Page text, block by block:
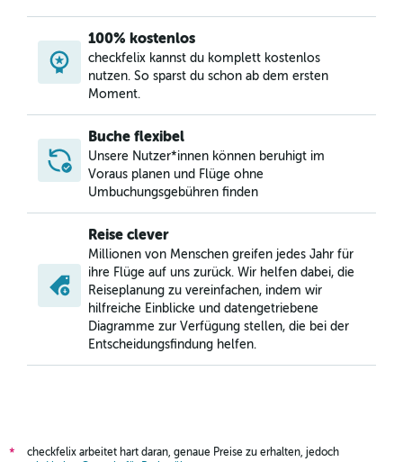
100% kostenlos
checkfelix kannst du komplett kostenlos
nutzen. So sparst du schon ab dem ersten
Moment.
Buche flexibel
Unsere Nutzer*innen können beruhigt im
Voraus planen und Flüge ohne
Umbuchungsgebühren finden
Reise clever
Millionen von Menschen greifen jedes Jahr für
ihre Flüge auf uns zurück. Wir helfen dabei, die
Reiseplanung zu vereinfachen, indem wir
hilfreiche Einblicke und datengetriebene
Diagramme zur Verfügung stellen, die bei der
Entscheidungsfindung helfen.
*
checkfelix arbeitet hart daran, genaue Preise zu erhalten, jedoch